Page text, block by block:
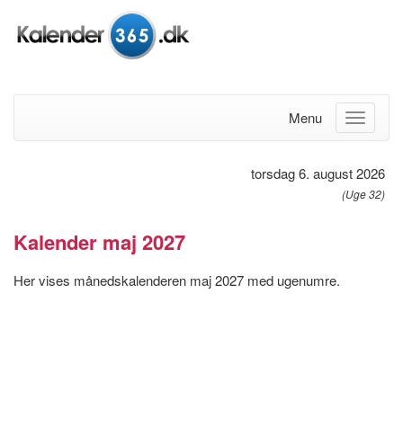
Menu
torsdag 6. august 2026
(Uge 32)
Kalender maj 2027
Her vises månedskalenderen maj 2027 med ugenumre.